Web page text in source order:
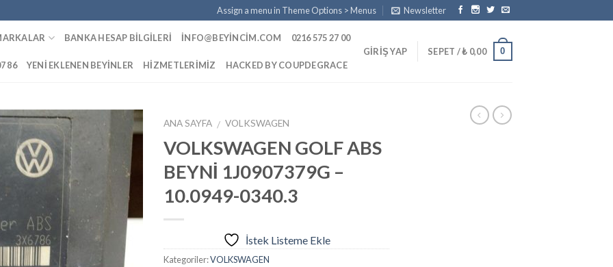
Assign a menu in Theme Options > Menus Newsletter
BANKA HESAP BILGILERI INFO@BEYINCIM.COM 0216 575 27 00
86 YENI EKLENEN BEYINLER HIZMETLERIMIZ HACKED BY COUPDEGRACE
GIRIŞ YAP SEPET /₺ 0,00 0
İstek
Listeme
ANA SAYFA / VOLKSWAGEN
VOLKSWAGEN GOLF ABS
BEYNİ 1J0907379G –
10.0949-0340.3
İstek Listeme Ekle
Kategoriler:VOLKSWAGEN